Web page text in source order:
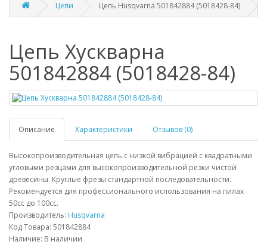
Цепи Цепь Husqvarna 501842884 (5018428-84)
Цепь Хускварна
501842884 (5018428-84)
Описание Характеристики Отзывов (0)
Высокопроизводительная цепь с низкой вибрацией с квадратными
угловыми резцами для высокопроизводительной резки чистой
древесины. Круглые фрезы стандартной последовательности.
Рекомендуется для профессионального использования на пилах
50cc до 100cc.
Производитель: Husqvarna
Код Товара: 501842884
Наличие: В наличии